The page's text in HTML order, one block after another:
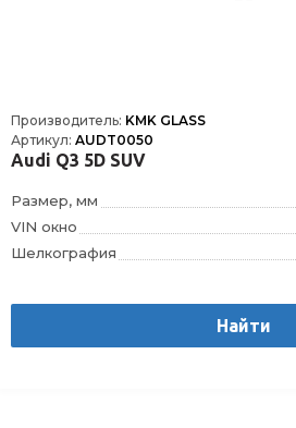
Производитель: KMK GLASS
Артикул: AUDT0050
Audi Q3 5D SUV
Размер, мм
VIN окно
Шелкография
Найти